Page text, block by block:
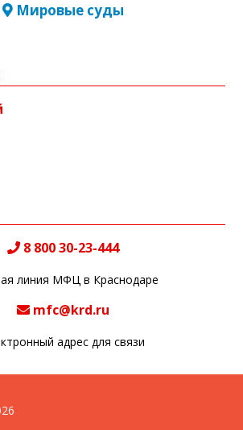
Мировые суды
8 800 30-23-444
линия МФЦ в Краснодаре
mfc@krd.ru
адрес для связи